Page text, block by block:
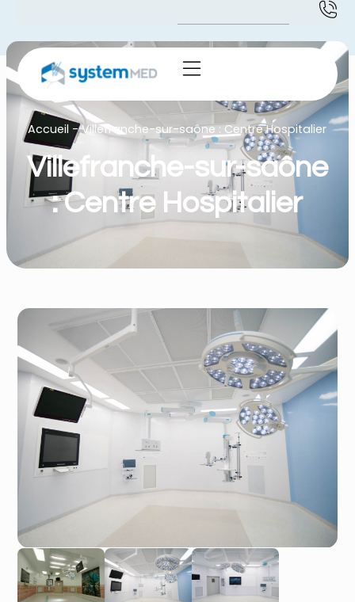
Accueil -Villefranche-sur-saône : Centre Hospitalier
Villefranche-sur-saône
: Centre Hospitalier